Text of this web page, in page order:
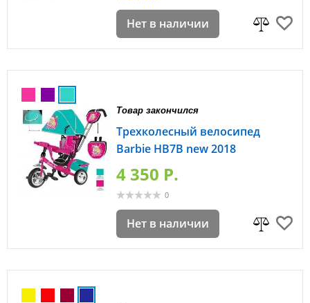
Нет в наличии
Товар закончился
Трехколесный велосипед
Barbie HB7B new 2018
4 350 P.
0
Нет в наличии